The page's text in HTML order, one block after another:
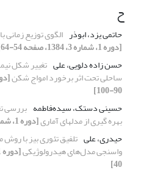
ح
حاتمی یزد، ابوذر الگوی توزیع
[دوره 1، شماره 3، 1384، صفحه 54-64]
حسن زاده دلویی، علی تغییر شکل
ساحلی تحت اثر برخورد امواج شکن
90-100]
حسینی دستک، سیده‌فاطمه بررسی
بهره گیری از مدل‏های آماری[دوره 1، شماره 2، 1384، صفحه 61-73]
حیدری، علی تلفیق تئوری بیز با روش
واسنجی مدل‌های هیدرولوژیکی
40]